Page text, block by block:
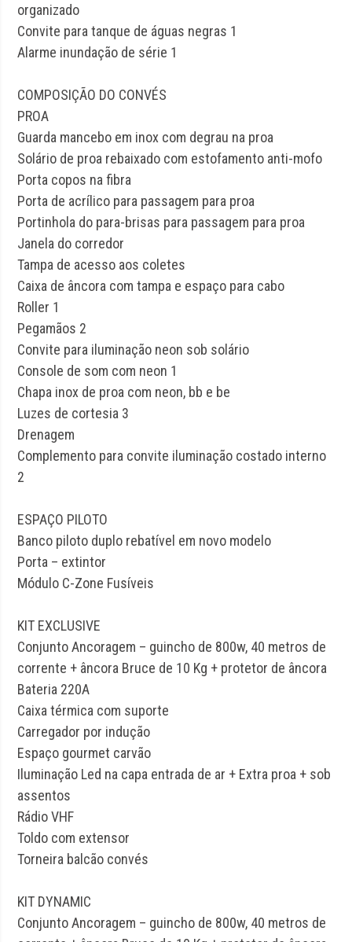
organizado
Convite para tanque de águas negras 1
Alarme inundação de série 1
COMPOSIÇÃO DO CONVÉS
PROA
Guarda mancebo em inox com degrau na proa
Solário de proa rebaixado com estofamento anti-mofo
Porta copos na fibra
Porta de acrílico para passagem para proa
Portinhola do para-brisas para passagem para proa
Janela do corredor
Tampa de acesso aos coletes
Caixa de âncora com tampa e espaço para cabo
Roller 1
Pegamãos 2
Convite para iluminação neon sob solário
Console de som com neon 1
Chapa inox de proa com neon, bb e be
Luzes de cortesia 3
Drenagem
Complemento para convite iluminação costado interno
2
ESPAÇO PILOTO
Banco piloto duplo rebatível em novo modelo
Porta – extintor
Módulo C-Zone Fusíveis
KIT EXCLUSIVE
Conjunto Ancoragem – guincho de 800w, 40 metros de
corrente + âncora Bruce de 10 Kg + protetor de âncora
Bateria 220A
Caixa térmica com suporte
Carregador por indução
Espaço gourmet carvão
Iluminação Led na capa entrada de ar + Extra proa + sob
assentos
Rádio VHF
Toldo com extensor
Torneira balcão convés
KIT DYNAMIC
Conjunto Ancoragem – guincho de 800w, 40 metros de